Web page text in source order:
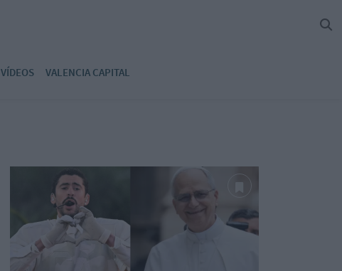
VÍDEOS VALENCIA CAPITAL